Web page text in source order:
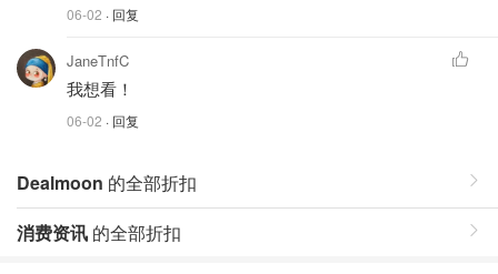
06-02 · 回复
JaneTnfC
我想看！
06-02 · 回复
Dealmoon 的全部折扣
消费资讯 的全部折扣